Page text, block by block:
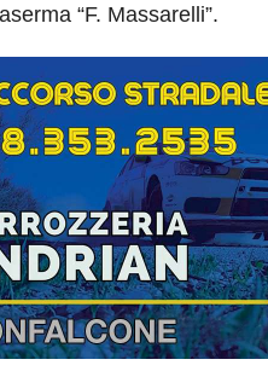
“F. Massarelli”.